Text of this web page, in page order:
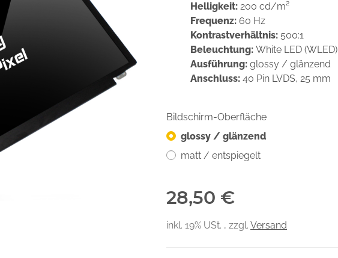
Helligkeit: 200 cd/m²
Frequenz: 60 Hz
Kontrastverhältnis: 500:1
Beleuchtung: White LED (WLED)
Ausführung: glossy / glänzend
Anschluss: 40 Pin LVDS, 25 mm
Bildschirm-Oberfläche
glossy / glänzend
matt / entspiegelt
28,50 €
inkl. 19% USt. , zzgl. Versand